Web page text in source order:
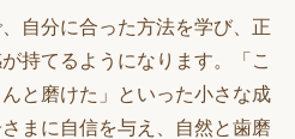
自分に合った方法を学び、正
持てるようになります。「こ
と磨けた」といった小さな成
まに自信を与え、自然と歯磨